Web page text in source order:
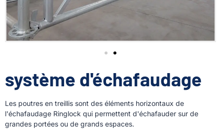
système d'échafaudage
Les poutres en treillis sont des éléments horizontaux de
l'échafaudage Ringlock qui permettent d'échafauder sur de
grandes portées ou de grands espaces.